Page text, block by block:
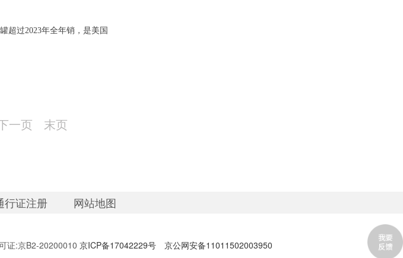
超过2023年全年销，是美国
一页 末页
行证注册 网站地图
证:京B2-20200010 京ICP备17042229号 京公网安备11011502003950